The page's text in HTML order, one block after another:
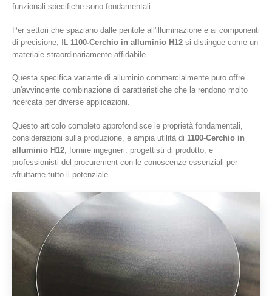
funzionali specifiche sono fondamentali.
Per settori che spaziano dalle pentole all'illuminazione e ai componenti
di precisione, IL 1100-Cerchio in alluminio H12 si distingue come un
materiale straordinariamente affidabile.
Questa specifica variante di alluminio commercialmente puro offre
un'avvincente combinazione di caratteristiche che la rendono molto
ricercata per diverse applicazioni.
Questo articolo completo approfondisce le proprietà fondamentali,
considerazioni sulla produzione, e ampia utilità di 1100-Cerchio in
alluminio H12, fornire ingegneri, progettisti di prodotto, e
professionisti del procurement con le conoscenze essenziali per
sfruttarne tutto il potenziale.